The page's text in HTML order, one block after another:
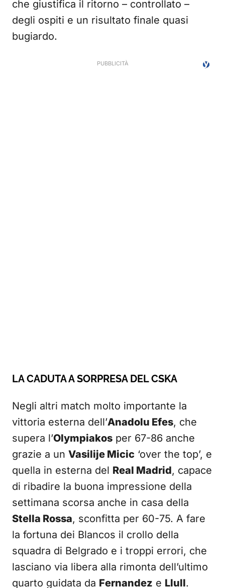
che giustifica il ritorno – controllato –
degli ospiti e un risultato finale quasi
bugiardo.
LA CADUTA A SORPRESA DEL CSKA
Negli altri match molto importante la
vittoria esterna dell’Anadolu Efes, che
supera l’Olympiakos per 67-86 anche
grazie a un Vasilije Micic ‘over the top’, e
quella in esterna del Real Madrid, capace
di ribadire la buona impressione della
settimana scorsa anche in casa della
Stella Rossa, sconfitta per 60-75. A fare
la fortuna dei Blancos il crollo della
squadra di Belgrado e i troppi errori, che
lasciano via libera alla rimonta dell’ultimo
quarto guidata da Fernandez e Llull.